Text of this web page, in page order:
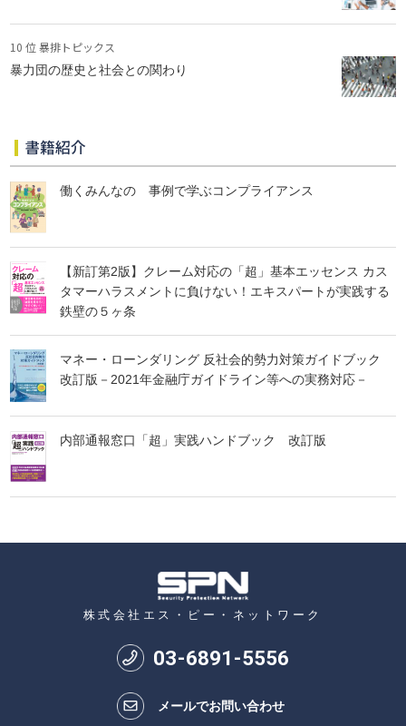
10 位 暴排トピックス
暴力団の歴史と社会との関わり
書籍紹介
働くみんなの 事例で学ぶコンプライアンス
【新訂第2版】クレーム対応の「超」基本エッセンス カス
タマーハラスメントに負けない！エキスパートが実践する
鉄壁の５ヶ条
マネー・ローンダリング 反社会的勢力対策ガイドブック
改訂版－2021年金融庁ガイドライン等への実務対応－
内部通報窓口「超」実践ハンドブック 改訂版
株式会社エス・ピー・ネットワーク
03-6891-5556
メールでお問い合わせ